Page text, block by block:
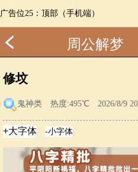
广告位25：顶部（手机端）
周公解梦
修坟
鬼神类 热度:495℃ 2026/8/9